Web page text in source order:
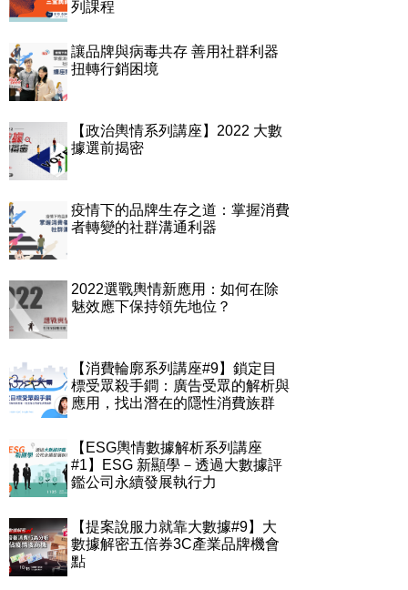
列課程
讓品牌與病毒共存 善用社群利器
扭轉行銷困境
【政治輿情系列講座】2022 大數
據選前揭密
疫情下的品牌生存之道：掌握消費
者轉變的社群溝通利器
2022選戰輿情新應用：如何在除
魅效應下保持領先地位？
【消費輪廓系列講座#9】鎖定目
標受眾殺手鐧：廣告受眾的解析與
應用，找出潛在的隱性消費族群
【ESG輿情數據解析系列講座
#1】ESG 新顯學－透過大數據評
鑑公司永續發展執行力
【提案說服力就靠大數據#9】大
數據解密五倍券3C產業品牌機會
點